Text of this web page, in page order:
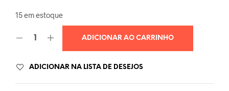
15 em estoque
ADICIONAR AO CARRINHO
ADICIONAR NA LISTA DE DESEJOS